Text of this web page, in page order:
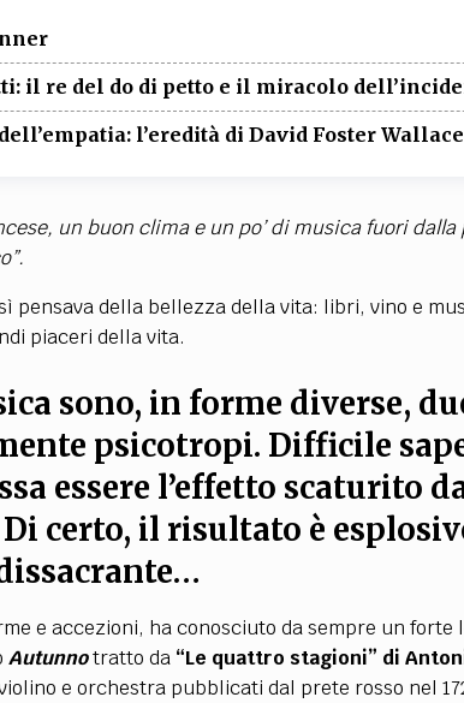
il re del do di petto e il miracolo
l’eredità di David Foster Wallace
un buon clima e un po’ di musica fuori dalla
pensava della bellezza della vita: libri, vino e
piaceri della vita.
sono, in forme diverse,
psicotropi. Difficile
essere l’effetto scaturito
certo, il risultato è
e accezioni, ha conosciuto da sempre un forte
Autunnotratto da “Le quattro stagioni” di
e orchestra pubblicati dal prete rosso nel